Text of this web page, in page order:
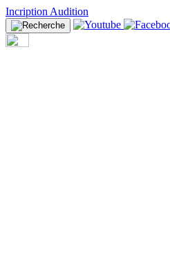
Incription Audition